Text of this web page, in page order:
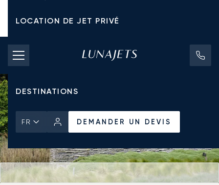
LOCATION DE JET PRIVÉ
TARIFS D'AFFRÈTEMENT
JETS PRIVÉS
DESTINATIONS
FR DEMANDER UN DEVIS